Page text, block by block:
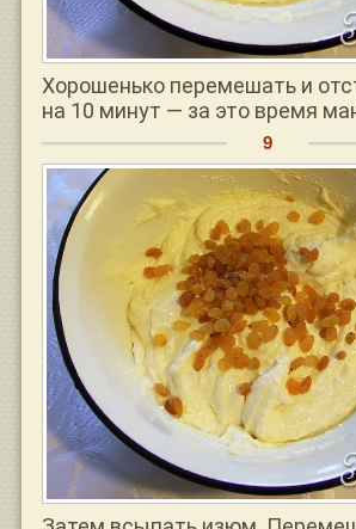
Хорошенько перемешать и
на 10 минут — за это время